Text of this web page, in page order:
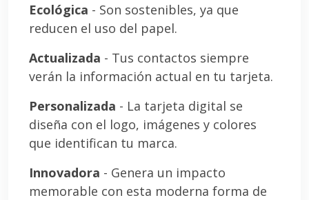
Ecológica - Son sostenibles, ya que
reducen el uso del papel.
Actualizada - Tus contactos siempre
verán la información actual en tu tarjeta.
Personalizada - La tarjeta digital se
diseña con el logo, imágenes y colores
que identifican tu marca.
Innovadora - Genera un impacto
memorable con esta moderna forma de